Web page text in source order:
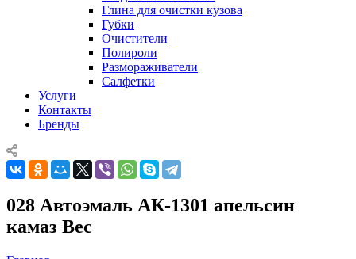
Глина для очистки кузова
Губки
Очистители
Полироли
Размораживатели
Салфетки
Услуги
Контакты
Бренды
028 Автоэмаль АК-1301 апельсин
камаз Вес